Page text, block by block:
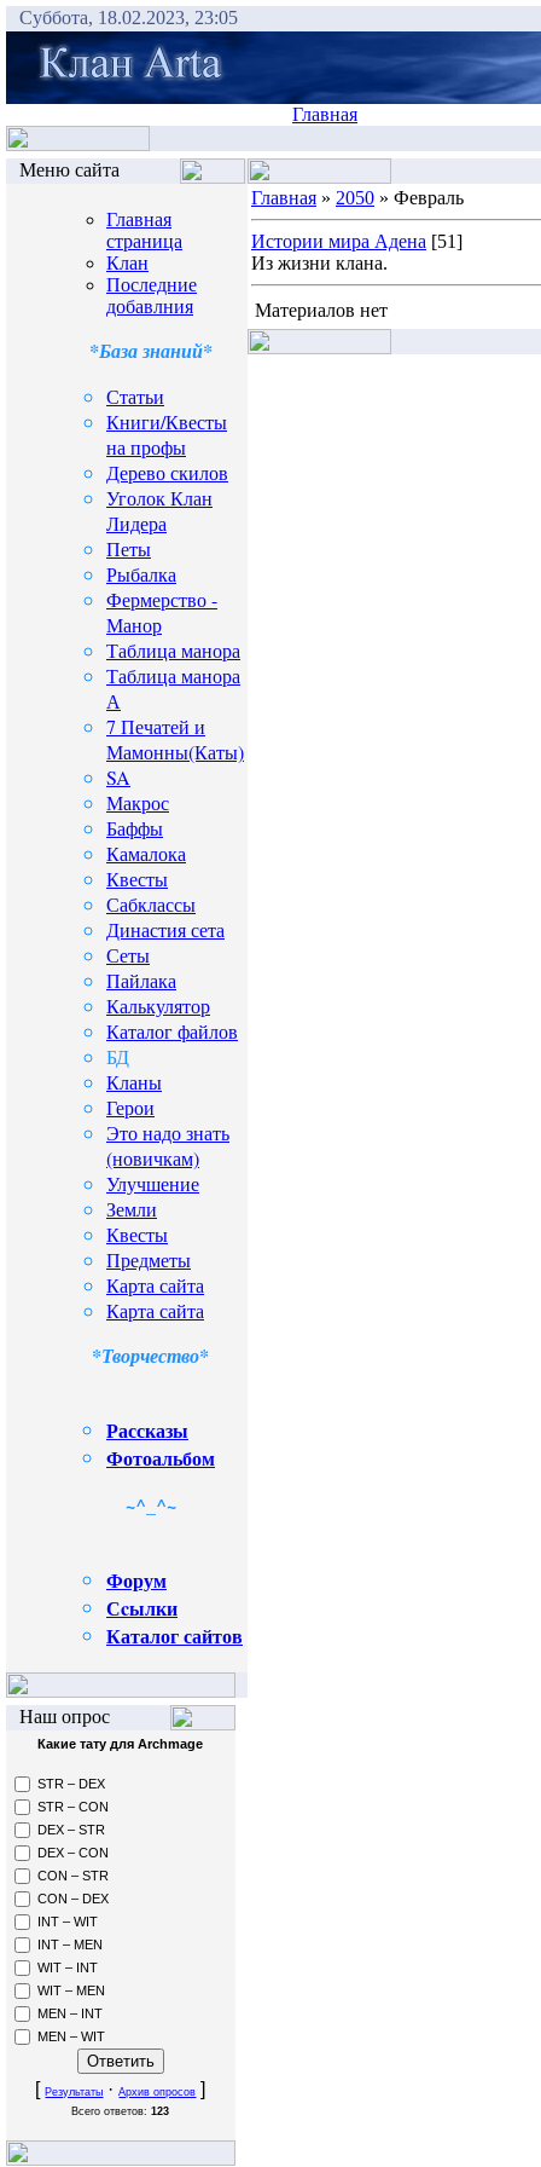
Суббота, 18.02.2023, 23:05
Главная
Меню сайта
Главная
страница
Клан
Последние
добавлния
*База знаний*
Статьи
Книги/Квесты
на профы
Дерево скилов
Уголок Клан
Лидера
Петы
Рыбалка
Фермерство -
Манор
Таблица манора
Таблица манора
А
7 Печатей и
Мамонны(Каты)
SA
Макрос
Баффы
Камалока
Квесты
Сабклассы
Династия сета
Сеты
Пайлака
Калькулятор
Каталог файлов
БД
Кланы
Герои
Это надо знать
(новичкам)
Улучшение
Земли
Квесты
Предметы
Карта сайта
Карта сайта
*Творчество*
Рассказы
Фотоальбом
~^_^~
Форум
Сcылки
Каталог сайтов
Наш опрос
Какие тату для Archmage
STR – DEX
STR – CON
DEX – STR
DEX – CON
CON – STR
CON – DEX
INT – WIT
INT – MEN
WIT – INT
WIT – MEN
MEN – INT
MEN – WIT
[Результаты ·Архив опросов ]
Всего ответов:123
Главная » 2050 » Февраль
Истории мира Адена [51]
Из жизни клана.
Материалов нет